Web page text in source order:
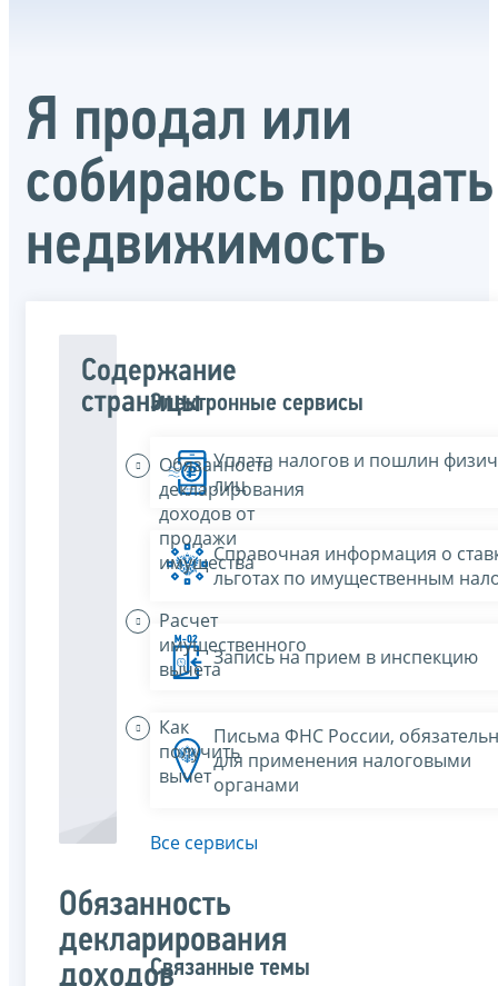
Я продал или
собираюсь продать
недвижимость
Содержание
страницы
Обязанность
декларирования
доходов от
продажи
имущества
Расчет
имущественного
вычета
Как
получить
вычет
Обязанность
декларирования
доходов
Электронные сервисы
Уплата налогов и пошлин
лиц
Справочная информация о
льготах по имущественным
Запись на прием в инспекцию
Письма ФНС России,
для применения налоговыми
органами
Все сервисы
Связанные темы